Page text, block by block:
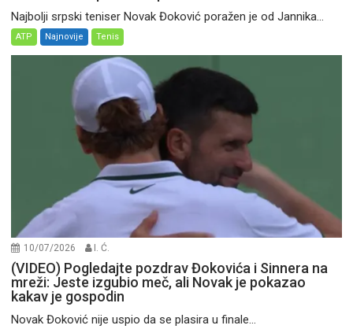
Najbolji srpski teniser Novak Đoković poražen je od Jannika...
ATP Najnovije Tenis
10/07/2026 I. Ć.
(VIDEO) Pogledajte pozdrav Đokovića i Sinnera na
mreži: Jeste izgubio meč, ali Novak je pokazao
kakav je gospodin
Novak Đoković nije uspio da se plasira u finale...